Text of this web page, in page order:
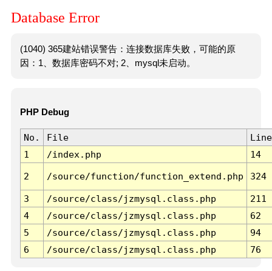
Database Error
(1040) 365建站错误警告：连接数据库失败，可能的原
因：1、数据库密码不对; 2、mysql未启动。
PHP Debug
No. File
Line
1
/index.php 14
2 /source/function/function_extend.php 324
3 /source/class/jzmysql.class.php
211
4
/source/class/jzmysql.class.php
62
5
/source/class/jzmysql.class.php
94
6
/source/class/jzmysql.class.php 76